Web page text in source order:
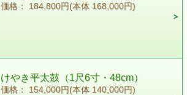
価格： 184,800円(本体 168,000円)
けやき平太鼓（1尺6寸・48cm）
価格： 154,000円(本体 140,000円)